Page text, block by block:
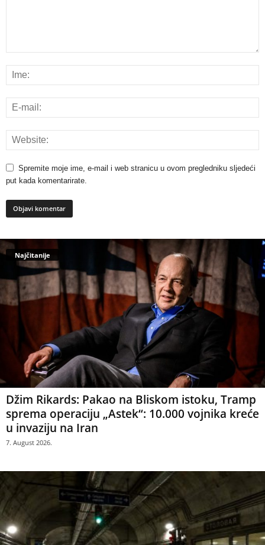
Spremite moje ime, e-mail i web stranicu u ovom pregledniku sljedeći
put kada komentarirate.
Najčitanije
Džim Rikards: Pakao na Bliskom istoku, Tramp
sprema operaciju „Astek“: 10.000 vojnika kreće
u invaziju na Iran
7. August 2026.